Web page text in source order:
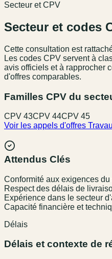
Secteur et CPV
Secteur et codes
Cette consultation est
Les codes CPV servent à
avis officiels et à rapprocher
d'offres comparables.
Familles CPV du
CPV 43CPV 44CPV 45
Voir les appels d'offres
Attendus Clés
Conformité aux exigences
Respect des délais de
Expérience dans le secteur
Capacité financière et
Délais
Délais et contexte de